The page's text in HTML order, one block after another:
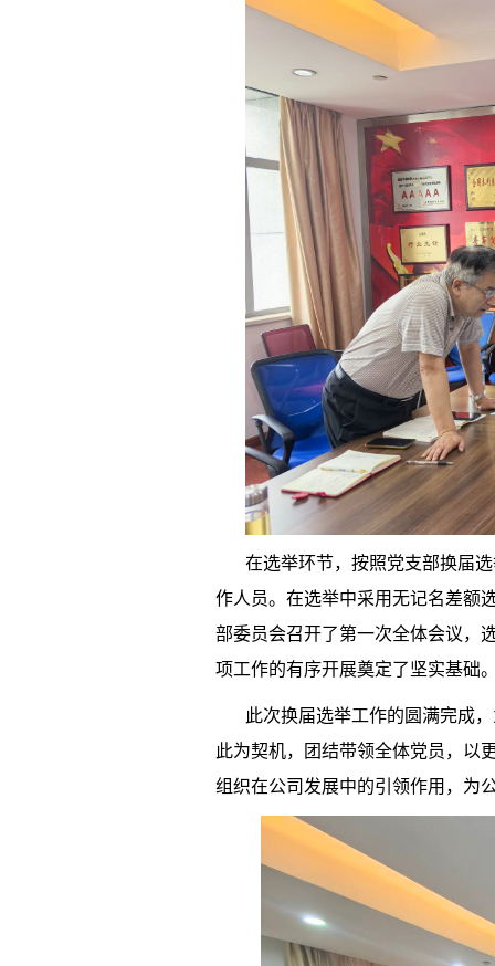
在选举环节，按照党支部换届
作人员。在选举中采用无记名差额
部委员会召开了第一次全体会议，
项工作的有序开展奠定了坚实基础
此次换届选举工作的圆满完成
此为契机，团结带领全体党员，以
组织在公司发展中的引领作用，为